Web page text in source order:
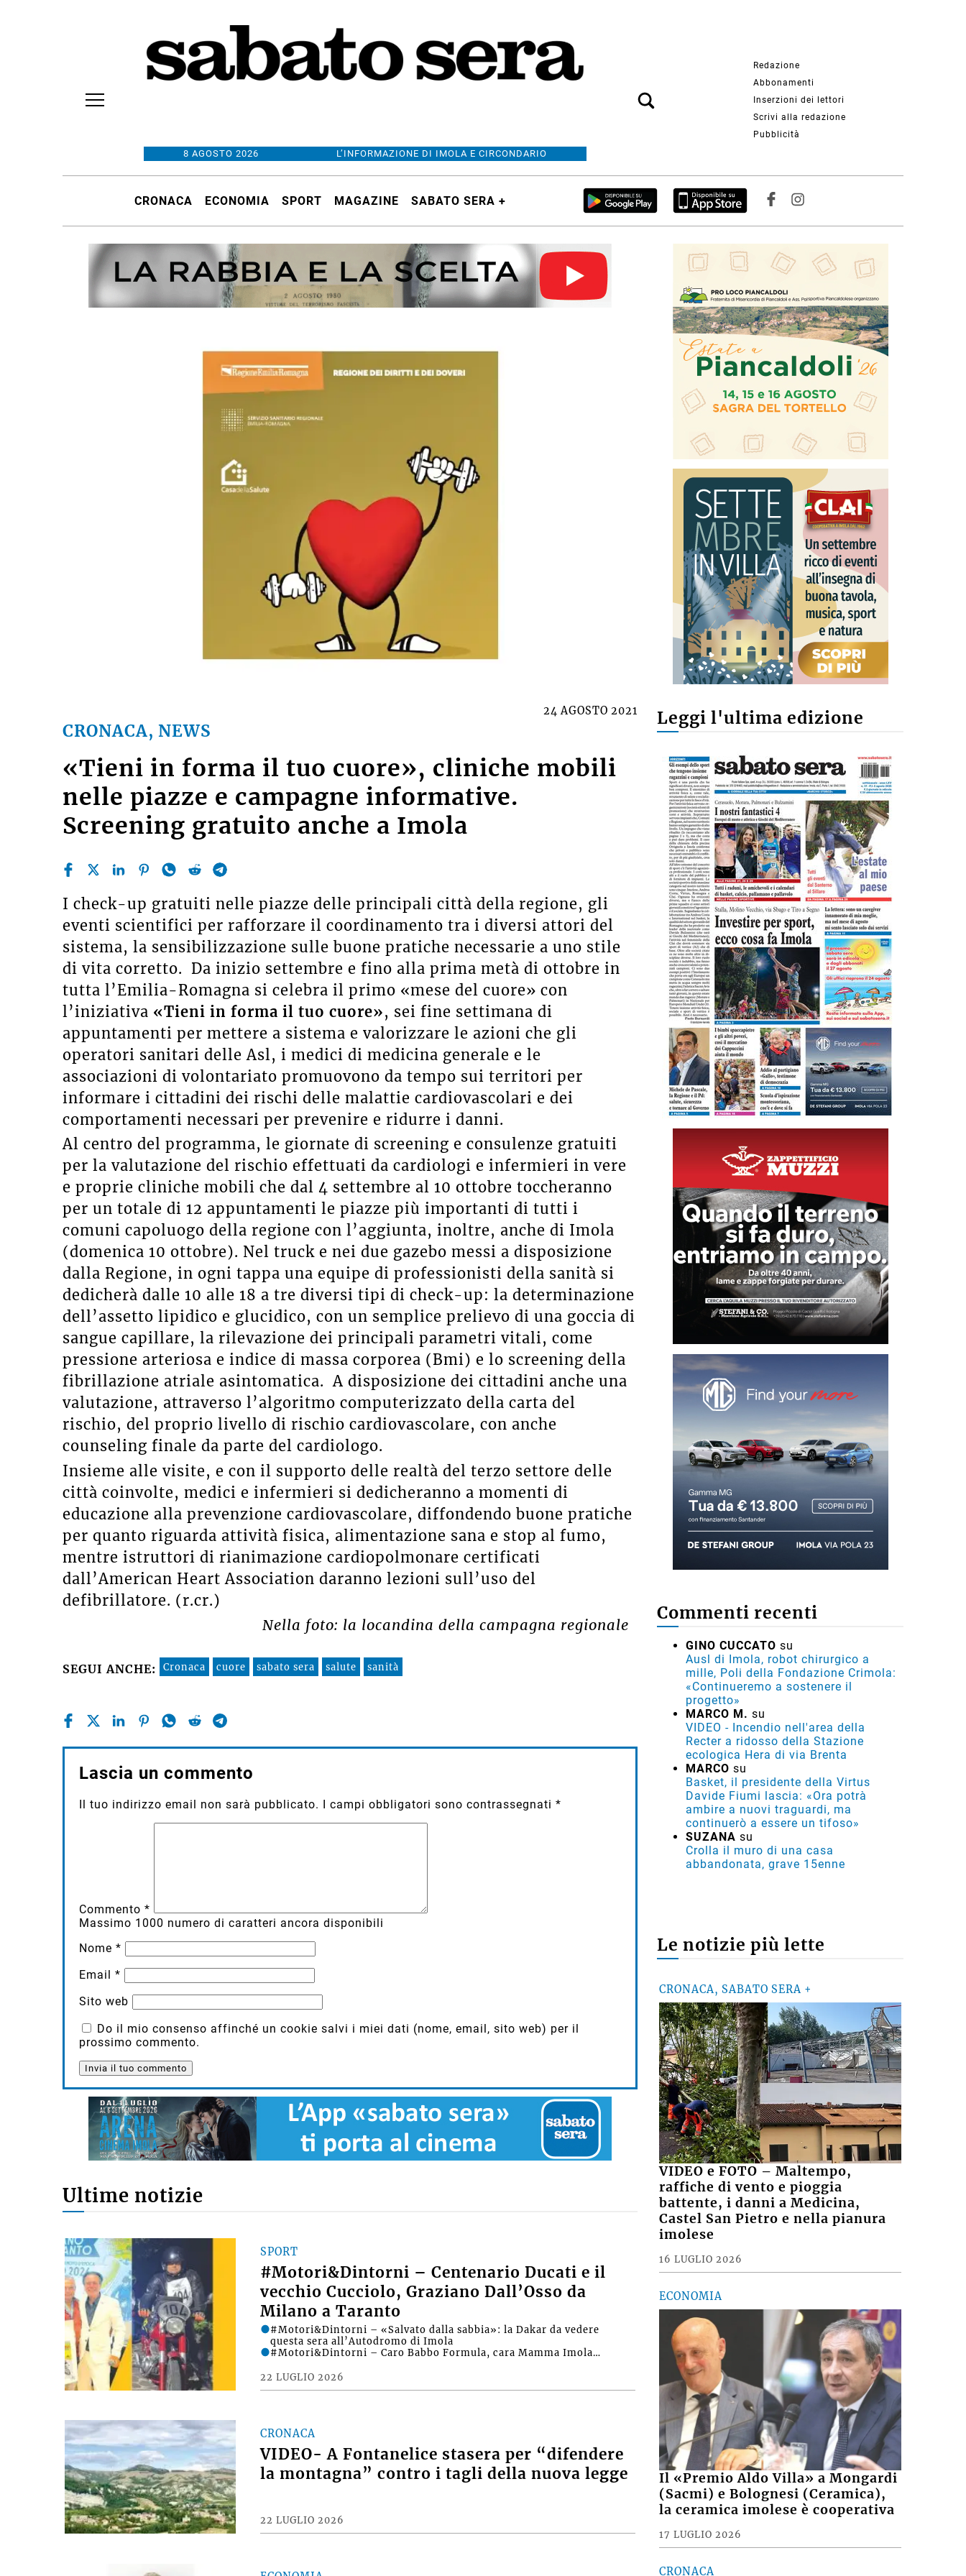
8 AGOSTO 2026 L’INFORMAZIONE DI IMOLA E CIRCONDARIO
Redazione
Abbonamenti
Inserzioni dei lettori
Scrivi alla redazione
Pubblicità
CRONACA ECONOMIA SPORT MAGAZINE SABATO SERA +
CRONACA, NEWS
24 AGOSTO 2021
«Tieni in forma il tuo cuore», cliniche mobili
nelle piazze e campagne informative.
Screening gratuito anche a Imola
I check-up gratuiti nelle piazze delle principali città della regione, gli
eventi scientifici per rafforzare il coordinamento tra i diversi attori del
sistema, la sensibilizzazione sulle buone pratiche necessarie a uno stile
di vita corretto. Da inizio settembre e fino alla prima metà di ottobre in
tutta l’Emilia-Romagna si celebra il primo «mese del cuore» con
l’iniziativa «Tieni in forma il tuo cuore», sei fine settimana di
appuntamenti per mettere a sistema e valorizzare le azioni che gli
operatori sanitari delle Asl, i medici di medicina generale e le
associazioni di volontariato promuovono da tempo sui territori per
informare i cittadini dei rischi delle malattie cardiovascolari e dei
comportamenti necessari per prevenire e ridurre i danni.
Al centro del programma, le giornate di screening e consulenze gratuiti
per la valutazione del rischio effettuati da cardiologi e infermieri in vere
e proprie cliniche mobili che dal 4 settembre al 10 ottobre toccheranno
per un totale di 12 appuntamenti le piazze più importanti di tutti i
comuni capoluogo della regione con l’aggiunta, inoltre, anche di Imola
(domenica 10 ottobre). Nel truck e nei due gazebo messi a disposizione
dalla Regione, in ogni tappa una equipe di professionisti della sanità si
dedicherà dalle 10 alle 18 a tre diversi tipi di check-up: la determinazione
dell’assetto lipidico e glucidico, con un semplice prelievo di una goccia di
sangue capillare, la rilevazione dei principali parametri vitali, come
pressione arteriosa e indice di massa corporea (Bmi) e lo screening della
fibrillazione atriale asintomatica. A disposizione dei cittadini anche una
valutazione, attraverso l’algoritmo computerizzato della carta del
rischio, del proprio livello di rischio cardiovascolare, con anche
counseling finale da parte del cardiologo.
Insieme alle visite, e con il supporto delle realtà del terzo settore delle
città coinvolte, medici e infermieri si dedicheranno a momenti di
educazione alla prevenzione cardiovascolare, diffondendo buone pratiche
per quanto riguarda attività fisica, alimentazione sana e stop al fumo,
mentre istruttori di rianimazione cardiopolmonare certificati
dall’American Heart Association daranno lezioni sull’uso del
defibrillatore. (r.cr.)
Nella foto: la locandina della campagna regionale
SEGUI ANCHE: Cronaca cuore sabato sera salute sanità
Lascia un commento
Il tuo indirizzo email non sarà pubblicato. I campi obbligatori sono contrassegnati *
Commento *
Massimo 1000 numero di caratteri ancora disponibili
Nome *
Email *
Sito web
Do il mio consenso affinché un cookie salvi i miei dati (nome, email, sito web) per il
prossimo commento.
Ultime notizie
SPORT
#Motori&Dintorni – Centenario Ducati e il
vecchio Cucciolo, Graziano Dall’Osso da
Milano a Taranto
22 LUGLIO 2026
#Motori&Dintorni – «Salvato dalla sabbia»: la Dakar da vedere
questa sera all’Autodromo di Imola
#Motori&Dintorni – Caro Babbo Formula, cara Mamma Imola…
CRONACA
VIDEO- A Fontanelice stasera per “difendere
la montagna” contro i tagli della nuova legge
22 LUGLIO 2026
Leggi l'ultima edizione
Commenti recenti
GINO CUCCATO su
Ausl di Imola, robot chirurgico a
mille, Poli della Fondazione Crimola:
«Continueremo a sostenere il
progetto»
MARCO M. su
VIDEO - Incendio nell'area della
Recter a ridosso della Stazione
ecologica Hera di via Brenta
MARCO su
Basket, il presidente della Virtus
Davide Fiumi lascia: «Ora potrà
ambire a nuovi traguardi, ma
continuerò a essere un tifoso»
SUZANA su
Crolla il muro di una casa
abbandonata, grave 15enne
Le notizie più lette
CRONACA, SABATO SERA +
VIDEO e FOTO – Maltempo,
raffiche di vento e pioggia
battente, i danni a Medicina,
Castel San Pietro e nella pianura
imolese
16 LUGLIO 2026
ECONOMIA
Il «Premio Aldo Villa» a Mongardi
(Sacmi) e Bolognesi (Ceramica),
la ceramica imolese è cooperativa
17 LUGLIO 2026
CRONACA